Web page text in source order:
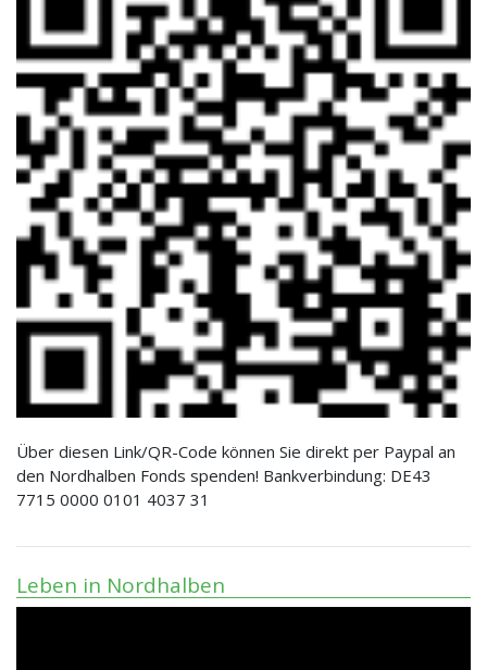
Über diesen Link/QR-Code können Sie direkt per Paypal an
den Nordhalben Fonds spenden! Bankverbindung: DE43
7715 0000 0101 4037 31
Leben in Nordhalben